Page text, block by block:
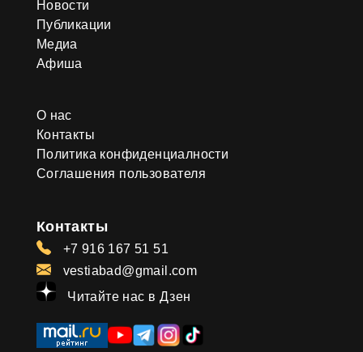
Новости
Публикации
Медиа
Афиша
О нас
Контакты
Политика конфиденциалности
Соглашения пользователя
Контакты
+7 916 167 51 51
vestiabad@gmail.com
Читайте нас в Дзен